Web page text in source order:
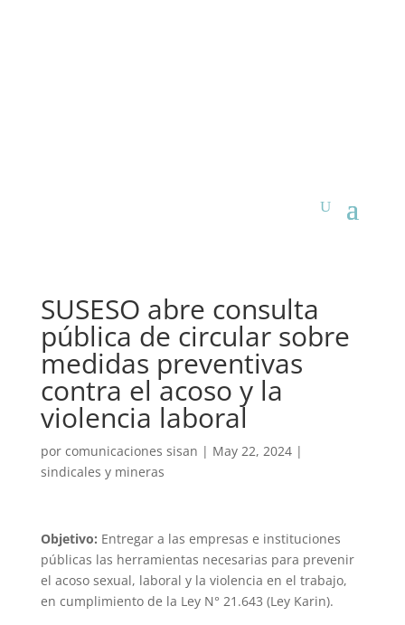
SUSESO abre consulta
pública de circular sobre
medidas preventivas
contra el acoso y la
violencia laboral
por comunicaciones sisan | May 22, 2024|
sindicales y mineras
Objetivo: Entregar a las empresas e instituciones
públicas las herramientas necesarias para prevenir
el acoso sexual, laboral y la violencia en el trabajo,
en cumplimiento de la Ley N° 21.643 (Ley Karin).